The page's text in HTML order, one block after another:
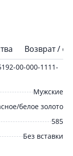
Возврат /
00-000-1111-
Мужские
белое золото
585
Без вставки